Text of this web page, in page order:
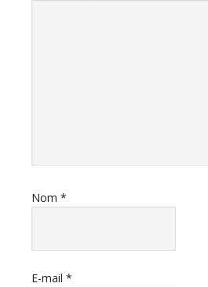
Nom *
E-mail *